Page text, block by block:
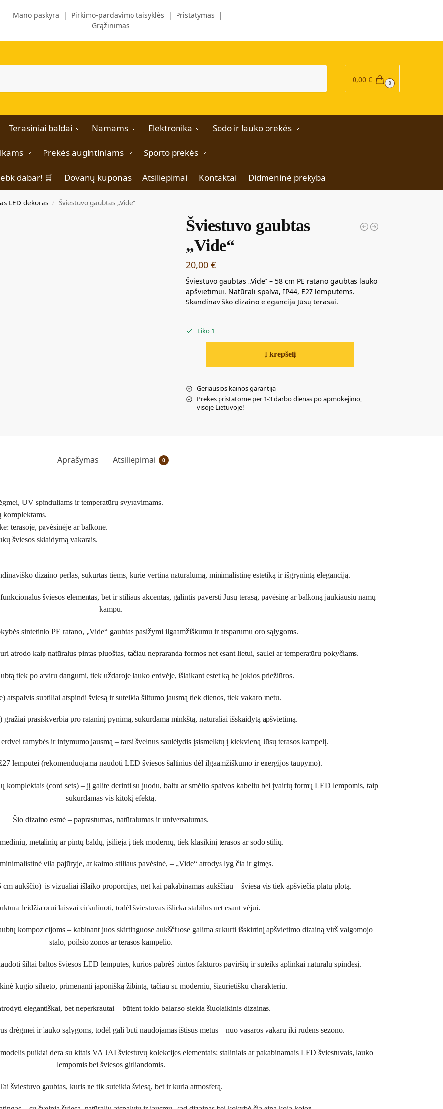
paskyra | Pirkimo-pardavimo taisyklės | Pristatymas |
Grąžinimas
0,00 € 0
Terasiniai baldai Namams Elektronika Sodo ir lauko prekės
Prekės augintiniams Sporto prekės
dabar! 🛒 Dovanų kuponas Atsiliepimai Kontaktai Didmeninė prekyba
LED dekoras / Šviestuvo gaubtas „Vide“
Šviestuvo gaubtas
„Vide“
20,00€
Šviestuvo gaubtas „Vide“ – 58 cm PE ratano gaubtas lauko
apšvietimui. Natūrali spalva, IP44, E27 lemputėms.
Skandinaviško dizaino elegancija Jūsų terasai.
Liko 1
Į krepšelį
Geriausios kainos garantija
Prekes pristatome per 1-3 darbo dienas po apmokėjimo,
visoje Lietuvoje!
Aprašymas Atsiliepimai 0
UV spinduliams ir temperatūrų svyravimams.
komplektams.
terasoje, pavėsinėje ar balkone.
šviesos sklaidymą vakarais.
dizaino perlas, sukurtas tiems, kurie vertina natūralumą, minimalistinę estetiką ir išgrynintą eleganciją.
šviesos elementas, bet ir stiliaus akcentas, galintis paversti Jūsų terasą, pavėsinę ar balkoną jaukiausiu namų
kampu.
sintetinio PE ratano, „Vide“ gaubtas pasižymi ilgaamžiškumu ir atsparumu oro sąlygoms.
atrodo kaip natūralus pintas pluoštas, tačiau nepraranda formos net esant lietui, saulei ar temperatūrų pokyčiams.
tiek po atviru dangumi, tiek uždaroje lauko erdvėje, išlaikant estetiką be jokios priežiūros.
atspalvis subtiliai atspindi šviesą ir suteikia šiltumo jausmą tiek dienos, tiek vakaro metu.
gražiai prasiskverbia pro rataninį pynimą, sukurdama minkštą, natūraliai išskaidytą apšvietimą.
ramybės ir intymumo jausmą – tarsi švelnus saulėlydis įsismelktų į kiekvieną Jūsų terasos kampelį.
lemputei (rekomenduojama naudoti LED šviesos šaltinius dėl ilgaamžiškumo ir energijos taupymo).
komplektais (cord sets) – jį galite derinti su juodu, baltu ar smėlio spalvos kabeliu bei įvairių formų LED lempomis, taip
sukurdamas vis kitokį efektą.
Šio dizaino esmė – paprastumas, natūralumas ir universalumas.
metalinių ar pintų baldų, įsilieja į tiek modernų, tiek klasikinį terasos ar sodo stilių.
vila pajūryje, ar kaimo stiliaus pavėsinė, – „Vide“ atrodys lyg čia ir gimęs.
aukščio) jis vizualiai išlaiko proporcijas, net kai pakabinamas aukščiau – šviesa vis tiek apšviečia platų plotą.
leidžia orui laisvai cirkuliuoti, todėl šviestuvas išlieka stabilus net esant vėjui.
kompozicijoms – kabinant juos skirtinguose aukščiuose galima sukurti išskirtinį apšvietimo dizainą virš valgomojo
stalo, poilsio zonos ar terasos kampelio.
šiltai baltos šviesos LED lemputes, kurios pabrėš pintos faktūros paviršių ir suteiks aplinkai natūralų spindesį.
kūgio silueto, primenanti japonišką žibintą, tačiau su moderniu, šiaurietišku charakteriu.
elegantiškai, bet neperkrautai – būtent tokio balanso siekia šiuolaikinis dizainas.
drėgmei ir lauko sąlygoms, todėl gali būti naudojamas ištisus metus – nuo vasaros vakarų iki rudens sezono.
puikiai dera su kitais VA JAI šviestuvų kolekcijos elementais: staliniais ar pakabinamais LED šviestuvais, lauko
lempomis bei šviesos girliandomis.
šviestuvo gaubtas, kuris ne tik suteikia šviesą, bet ir kuria atmosferą.